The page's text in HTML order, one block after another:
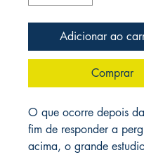
Adicionar ao
Comprar
O que ocorre depois
fim de responder a
acima, o grande